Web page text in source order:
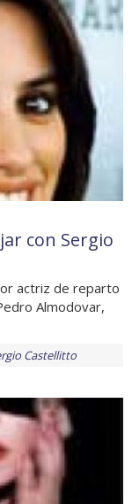
con Sergio
actriz de reparto
Almodovar,
Castellitto